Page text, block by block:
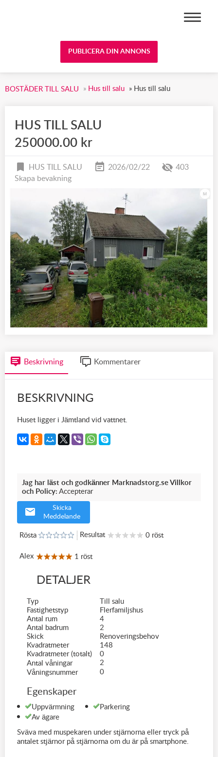
PUBLICERA DIN ANNONS
BOSTÄDER TILL SALU » Hus till salu » Hus till salu
HUS TILL SALU
250000.00 kr
HUS TILL SALU 2026/02/22
403
Skapa bevakning
Beskrivning Kommentarer
BESKRIVNING
Huset ligger i Jämtland vid vattnet.
Jag har läst och godkänner Marknadstorg.se Villkor
och Policy: Accepterar
Skicka
Meddelande
Rösta Resultat 0 röst
Alex 1 röst
DETALJER
Typ
Till salu
Fastighetstyp
Flerfamiljshus
Antal rum
4
Antal badrum
2
Skick
Renoveringsbehov
Kvadratmeter
148
Kvadratmeter (totalt)
0
Antal våningar
2
Våningsnummer
0
Egenskaper
Uppvärmning
Parkering
Av ägare
Sväva med muspekaren under stjärnorna eller tryck på
antalet stjärnor på stjärnorna om du är på smartphone.